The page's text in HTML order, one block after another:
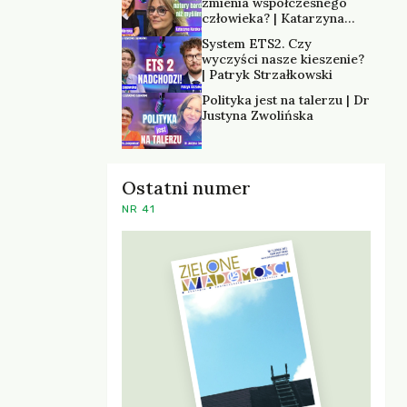
człowieka? | Katarzyna
System ETS2. Czy
wyczyści nasze kieszenie?
| Patryk Strzałkowski
Polityka jest na talerzu | Dr
Justyna Zwolińska
Ostatni numer
NR 41